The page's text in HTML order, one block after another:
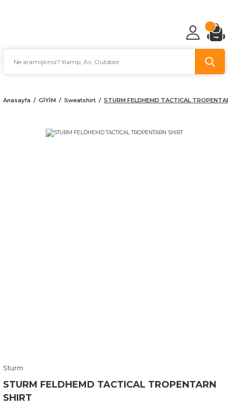
Anasayfa GİYİM Sweatshirt STURM FELDHEMD TACTICAL
Sturm
STURM FELDHEMD TACTICAL TROPENTARN
SHIRT